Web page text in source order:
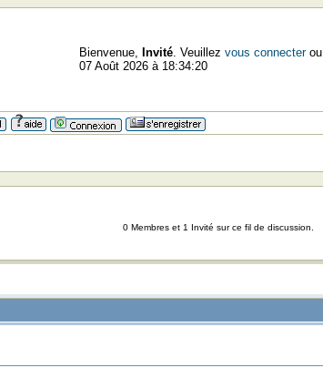
Bienvenue, Invité. Veuillez vous connecterou
07 Août 2026 à 18:34:20
0 Membres et 1 Invité sur ce fil de discussion.